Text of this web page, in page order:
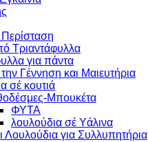
Τριαντάφυλλα
για πάντα
Γέννηση και Μαιευτήρια
σέ κουτιά
Μπουκέτα
ΦΥΤΑ
λουλούδια σέ Υάλινα
Λουλούδια για Συλλυπητήρια